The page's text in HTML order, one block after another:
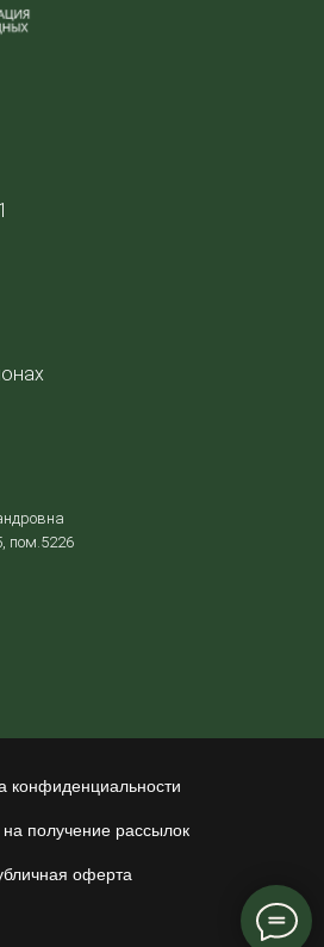
пом.5226
конфиденциальности
получение рассылок
оферта